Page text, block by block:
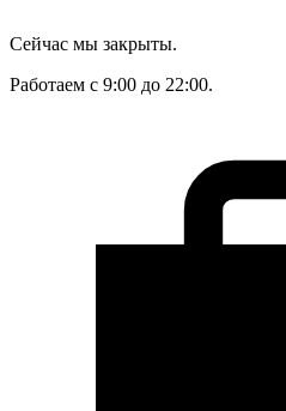
Сейчас мы закрыты.
Работаем с 9:00 до 22:00.